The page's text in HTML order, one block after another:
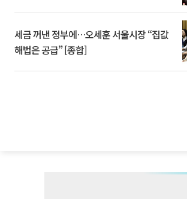
세금 꺼낸 정부에…오세훈 서울시장 “집값
해법은 공급” [종합]